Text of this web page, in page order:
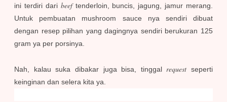
ini terdiri dari beef tenderloin, buncis, jagung, jamur merang.
Untuk pembuatan mushroom sauce nya sendiri dibuat
dengan resep pilihan yang dagingnya sendiri berukuran 125
gram ya per porsinya.
Nah, kalau suka dibakar juga bisa, tinggalrequest seperti
keinginan dan selera kita ya.